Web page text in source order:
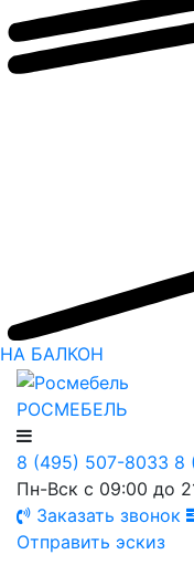
НА БАЛКОН
РОСМЕБЕЛЬ
8 (495) 507-8033 8
Пн-Вск с 09:00 до
Заказать звонок
Отправить эскиз